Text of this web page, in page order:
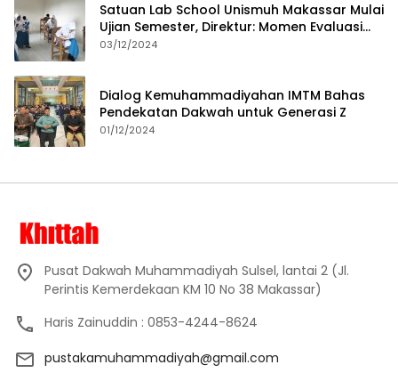
Satuan Lab School Unismuh Makassar Mulai
Ujian Semester, Direktur: Momen Evaluasi
Proses Pembelajaran
03/12/2024
Dialog Kemuhammadiyahan IMTM Bahas
Pendekatan Dakwah untuk Generasi Z
01/12/2024
Pusat Dakwah Muhammadiyah Sulsel, lantai 2 (Jl.
Perintis Kemerdekaan KM 10 No 38 Makassar)
Haris Zainuddin : 0853-4244-8624
pustakamuhammadiyah@gmail.com